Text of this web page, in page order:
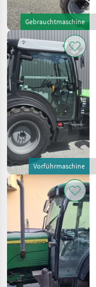
Gebrauchtmaschine
Vorführmaschine